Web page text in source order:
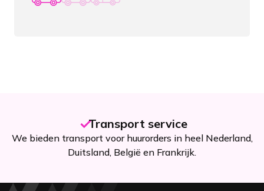
Transport service
We bieden transport voor huurorders in heel Nederland,
Duitsland, België en Frankrijk.